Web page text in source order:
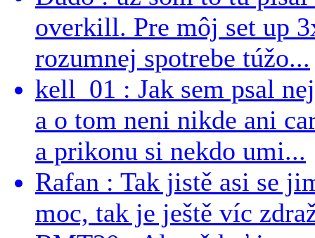
overkill. Pre môj set up
rozumnej spotrebe túžo...
kell_01 : Jak sem psal
a o tom neni nikde ani
a prikonu si nekdo umi...
Rafan : Tak jistě asi se
moc, tak je ještě víc